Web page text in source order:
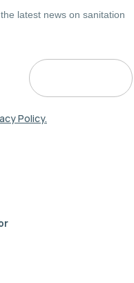
latest news on sanitation
Policy.